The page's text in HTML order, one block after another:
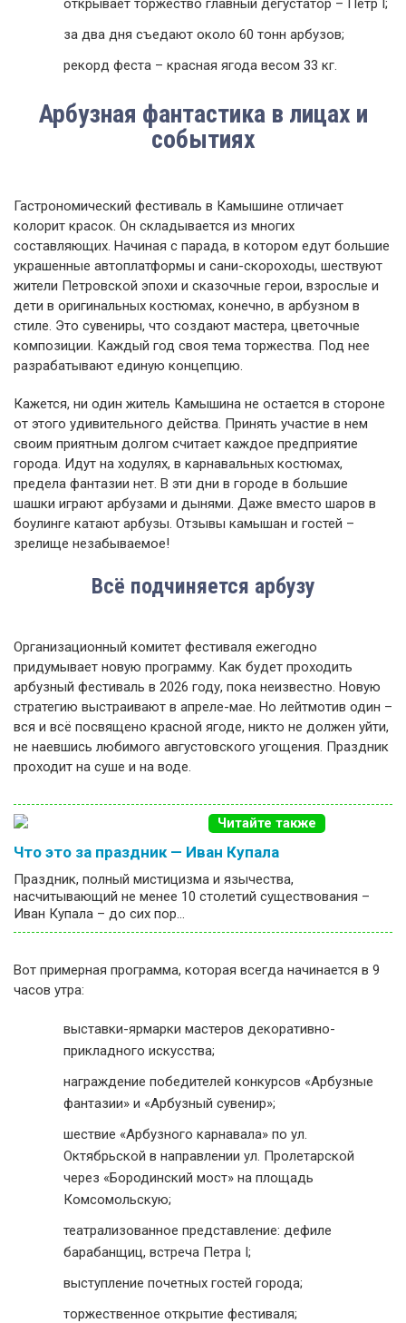
открывает торжество главный дегустатор – Петр I;
за два дня съедают около 60 тонн арбузов;
рекорд феста – красная ягода весом 33 кг.
Арбузная фантастика в лицах и
событиях
Гастрономический фестиваль в Камышине отличает
колорит красок. Он складывается из многих
составляющих. Начиная с парада, в котором едут большие
украшенные автоплатформы и сани-скороходы, шествуют
жители Петровской эпохи и сказочные герои, взрослые и
дети в оригинальных костюмах, конечно, в арбузном в
стиле. Это сувениры, что создают мастера, цветочные
композиции. Каждый год своя тема торжества. Под нее
разрабатывают единую концепцию.
Кажется, ни один житель Камышина не остается в стороне
от этого удивительного действа. Принять участие в нем
своим приятным долгом считает каждое предприятие
города. Идут на ходулях, в карнавальных костюмах,
предела фантазии нет. В эти дни в городе в большие
шашки играют арбузами и дынями. Даже вместо шаров в
боулинге катают арбузы. Отзывы камышан и гостей –
зрелище незабываемое!
Всё подчиняется арбузу
Организационный комитет фестиваля ежегодно
придумывает новую программу. Как будет проходить
арбузный фестиваль в 2026 году, пока неизвестно. Новую
стратегию выстраивают в апреле-мае. Но лейтмотив один –
вся и всё посвящено красной ягоде, никто не должен уйти,
не наевшись любимого августовского угощения. Праздник
проходит на суше и на воде.
Читайте также
Что это за праздник — Иван Купала
Праздник, полный мистицизма и язычества,
насчитывающий не менее 10 столетий существования –
Иван Купала – до сих пор…
Вот примерная программа, которая всегда начинается в 9
часов утра:
выставки-ярмарки мастеров декоративно-
прикладного искусства;
награждение победителей конкурсов «Арбузные
фантазии» и «Арбузный сувенир»;
шествие «Арбузного карнавала» по ул.
Октябрьской в направлении ул. Пролетарской
через «Бородинский мост» на площадь
Комсомольскую;
театрализованное представление: дефиле
барабанщиц, встреча Петра I;
выступление почетных гостей города;
торжественное открытие фестиваля;